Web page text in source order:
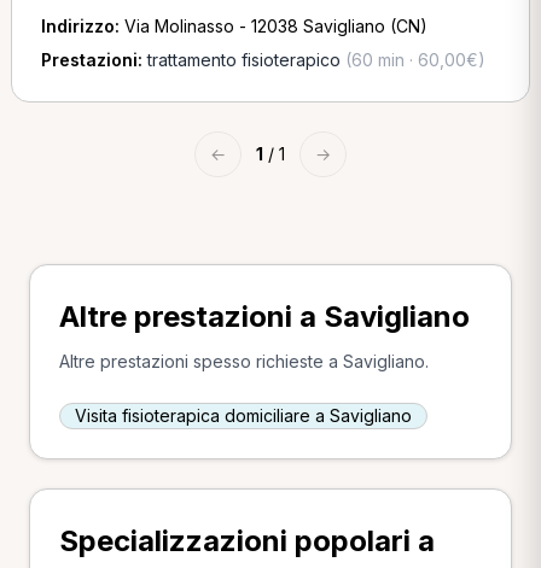
Indirizzo: Via Molinasso - 12038 Savigliano (CN)
Prestazioni:trattamento fisioterapico (60 min · 60,00€)
← 1 / 1 →
Altre prestazioni a Savigliano
Altre prestazioni spesso richieste a Savigliano.
Visita fisioterapica domiciliare a Savigliano
Specializzazioni popolari a